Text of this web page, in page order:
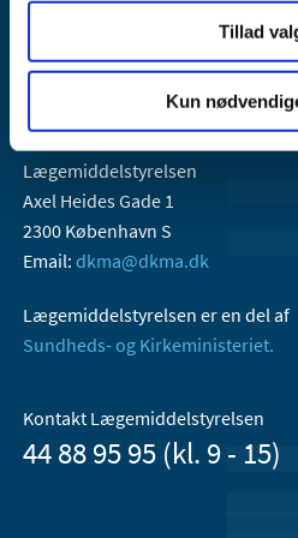
Tillad
Kun
Lægemiddelstyrelsen
Axel Heides Gade 1
2300 København S
Email: dkma@dkma.dk
Lægemiddelstyrelsen er en del af
Sundheds- og Kirkeministeriet.
Kontakt Lægemiddelstyrelsen
44 88 95 95 (kl. 9 - 15)